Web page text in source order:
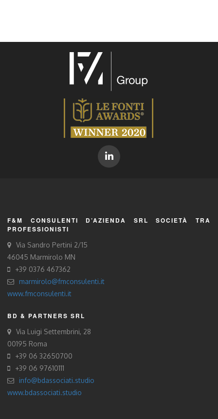
F&M CONSULENTI D’AZIENDA SRL SOCIETÀ TRA
PROFESSIONISTI
Via Sandro Pertini 2/15
46045 Marmirolo MN
+39 0376 467362
marmirolo@fmconsulenti.it
www.fmconsulenti.it
BD & PARTNERS SRL
Via Luigi Settembrini, 28
00195 Roma
+39 06 32650700
+39 06 97610111
info@bdassociati.studio
www.bdassociati.studio